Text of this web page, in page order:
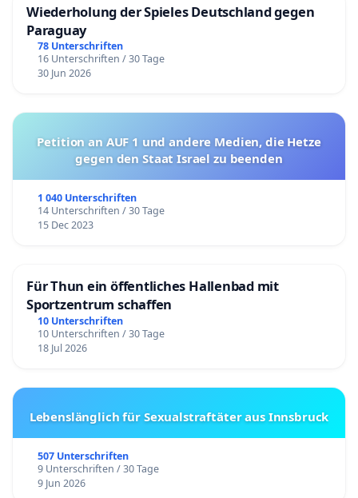
Wiederholung der Spieles Deutschland gegen
Paraguay
78 Unterschriften
16 Unterschriften / 30 Tage
30 Jun 2026
Petition an AUF 1 und andere Medien, die Hetze
gegen den Staat Israel zu beenden
1 040 Unterschriften
14 Unterschriften / 30 Tage
15 Dec 2023
Für Thun ein öffentliches Hallenbad mit
Sportzentrum schaffen
10 Unterschriften
10 Unterschriften / 30 Tage
18 Jul 2026
Lebenslänglich für Sexualstraftäter aus Innsbruck
507 Unterschriften
9 Unterschriften / 30 Tage
9 Jun 2026